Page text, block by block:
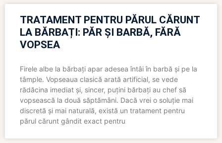
TRATAMENT PENTRU PĂRUL CĂRUNT
LA BĂRBAȚI: PĂR ȘI BARBĂ, FĂRĂ
VOPSEA
Firele albe la bărbați apar adesea întâi în barbă și pe la
tâmple. Vopseaua clasică arată artificial, se vede
rădăcina imediat și, sincer, puțini bărbați au chef să
vopsească la două săptămâni. Dacă vrei o soluție mai
discretă și mai naturală, există un tratament pentru
părul cărunt gândit exact pentru